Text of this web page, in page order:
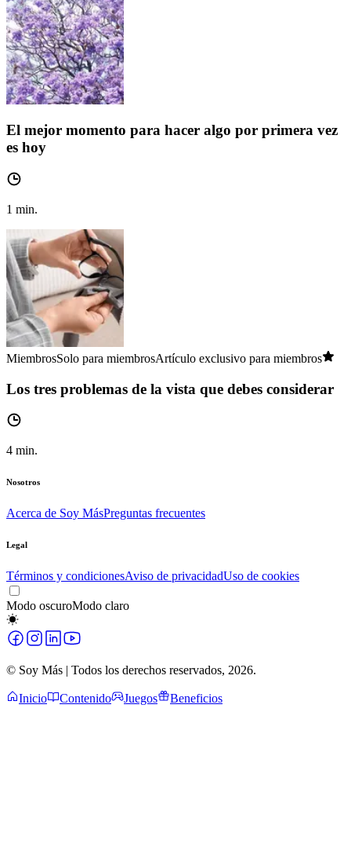
El mejor momento para hacer algo por primera vez
es hoy
1 min.
MiembrosSolo para miembrosArtículo exclusivo para miembros
Los tres problemas de la vista que debes considerar
4 min.
Nosotros
Acerca de Soy MásPreguntas frecuentes
Legal
Términos y condicionesAviso de privacidadUso de cookies
Modo oscuroModo claro
© Soy Más | Todos los derechos reservados, 2026.
Inicio Contenido Juegos Beneficios